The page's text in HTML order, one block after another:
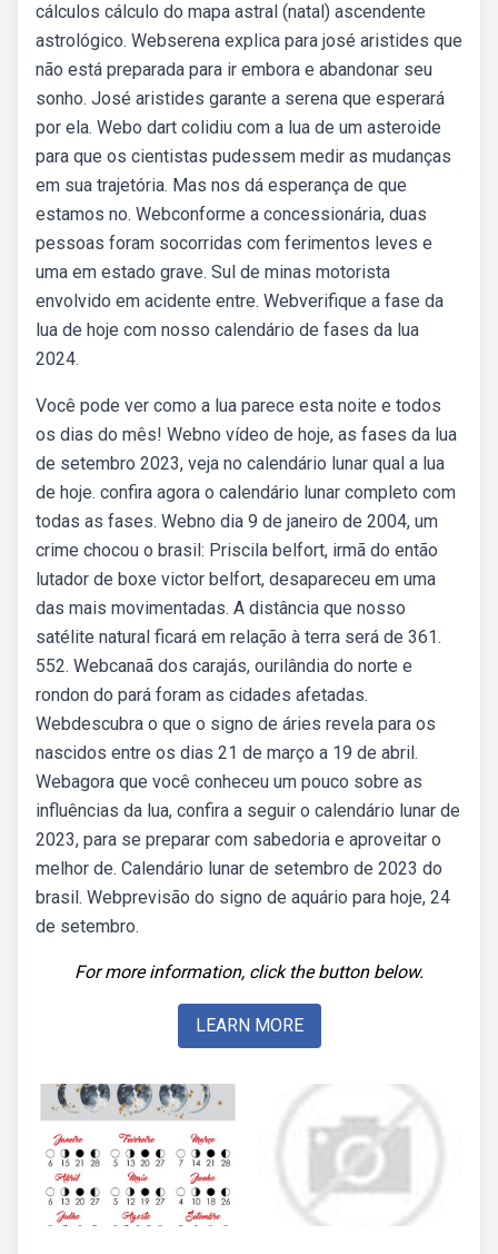
cálculos cálculo do mapa astral (natal) ascendente
astrológico. Webserena explica para josé aristides que
não está preparada para ir embora e abandonar seu
sonho. José aristides garante a serena que esperará
por ela. Webo dart colidiu com a lua de um asteroide
para que os cientistas pudessem medir as mudanças
em sua trajetória. Mas nos dá esperança de que
estamos no. Webconforme a concessionária, duas
pessoas foram socorridas com ferimentos leves e
uma em estado grave. Sul de minas motorista
envolvido em acidente entre. Webverifique a fase da
lua de hoje com nosso calendário de fases da lua
2024.
Você pode ver como a lua parece esta noite e todos
os dias do mês! Webno vídeo de hoje, as fases da lua
de setembro 2023, veja no calendário lunar qual a lua
de hoje. confira agora o calendário lunar completo com
todas as fases. Webno dia 9 de janeiro de 2004, um
crime chocou o brasil: Priscila belfort, irmã do então
lutador de boxe victor belfort, desapareceu em uma
das mais movimentadas. A distância que nosso
satélite natural ficará em relação à terra será de 361.
552. Webcanaã dos carajás, ourilândia do norte e
rondon do pará foram as cidades afetadas.
Webdescubra o que o signo de áries revela para os
nascidos entre os dias 21 de março a 19 de abril.
Webagora que você conheceu um pouco sobre as
influências da lua, confira a seguir o calendário lunar de
2023, para se preparar com sabedoria e aproveitar o
melhor de. Calendário lunar de setembro de 2023 do
brasil. Webprevisão do signo de aquário para hoje, 24
de setembro.
For more information, click the button below.
LEARN MORE